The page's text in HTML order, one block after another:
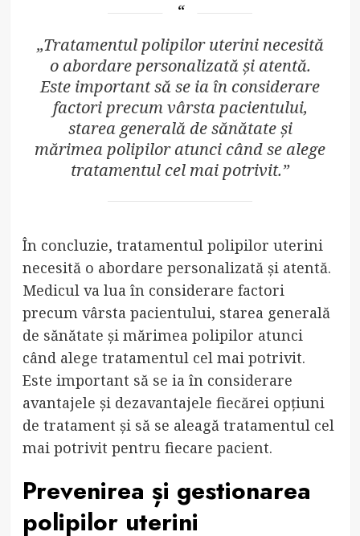
„Tratamentul polipilor uterini necesită
o abordare personalizată și atentă.
Este important să se ia în considerare
factori precum vârsta pacientului,
starea generală de sănătate și
mărimea polipilor atunci când se alege
tratamentul cel mai potrivit.”
În concluzie, tratamentul polipilor uterini
necesită o abordare personalizată și atentă.
Medicul va lua în considerare factori
precum vârsta pacientului, starea generală
de sănătate și mărimea polipilor atunci
când alege tratamentul cel mai potrivit.
Este important să se ia în considerare
avantajele și dezavantajele fiecărei opțiuni
de tratament și să se aleagă tratamentul cel
mai potrivit pentru fiecare pacient.
Prevenirea și gestionarea
polipilor uterini